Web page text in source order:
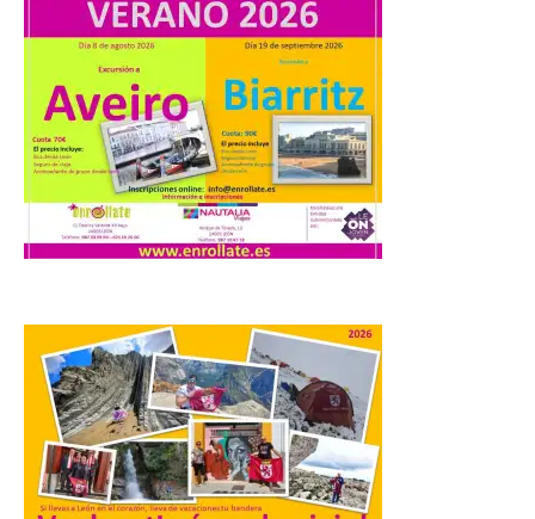
La Universidad de León
distribuye folletos con la
programación del evento
del eclipse solar que
organiza con la ESA y el
Ayuntamiento
7 Ago 2026
Los materiales ya pueden
León e incluyen, además
del programa del evento, una guía
práctica con recomendaciones
elaboradas por especialistas para
observar el eclipse con seguridad León, 7
de agosto de 2026. La programación […]